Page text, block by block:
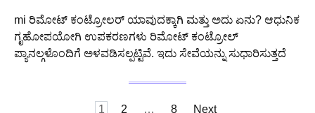
mi ರಿಮೋಟ್ ಕಂಟ್ರೋಲರ್ ಯಾವುದಕ್ಕಾಗಿ ಮತ್ತು ಅದು ಏನು? ಆಧುನಿಕ
ಗೃಹೋಪಯೋಗಿ ಉಪಕರಣಗಳು ರಿಮೋಟ್ ಕಂಟ್ರೋಲ್
ಪ್ಯಾನಲ್ಗಳೊಂದಿಗೆ ಅಳವಡಿಸಲ್ಪಟ್ಟಿವೆ. ಇದು ಸೇವೆಯನ್ನು ಸುಧಾರಿಸುತ್ತದೆ
1 2 … 8 Next